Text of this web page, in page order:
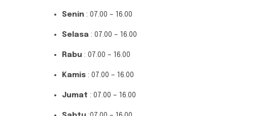
Senin : 07.00 – 16.00
Selasa: 07.00 – 16.00
Rabu : 07.00 – 16.00
Kamis: 07.00 – 16.00
Jumat : 07.00 – 16.00